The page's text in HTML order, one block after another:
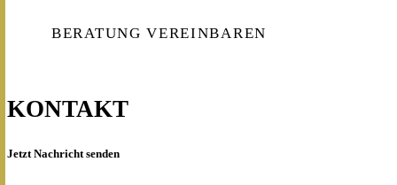
BERATUNG VEREINBAREN
KONTAKT
Jetzt Nachricht senden